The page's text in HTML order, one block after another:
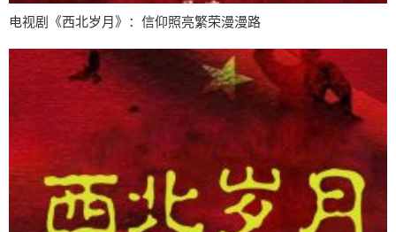
电视剧《西北岁月》：信仰照亮繁荣漫漫路